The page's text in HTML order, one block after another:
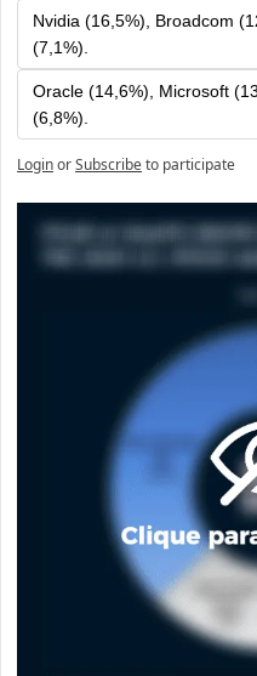
Nvidia (16,5%), Broadcom
(7,1%).
Oracle (14,6%), Microsoft
(6,8%).
LoginorSubscribeto participate